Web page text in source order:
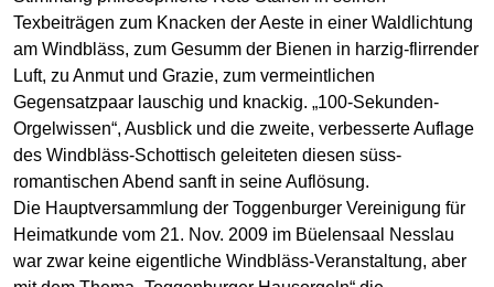
Texbeiträgen zum Knacken der Aeste in einer Waldlichtung
am Windbläss, zum Gesumm der Bienen in harzig-flirrender
Luft, zu Anmut und Grazie, zum vermeintlichen
Gegensatzpaar lauschig und knackig. „100-Sekunden-
Orgelwissen“, Ausblick und die zweite, verbesserte Auflage
des Windbläss-Schottisch geleiteten diesen süss-
romantischen Abend sanft in seine Auflösung.
Die Hauptversammlung der Toggenburger Vereinigung für
Heimatkunde vom 21. Nov. 2009 im Büelensaal Nesslau
war zwar keine eigentliche Windbläss-Veranstaltung, aber